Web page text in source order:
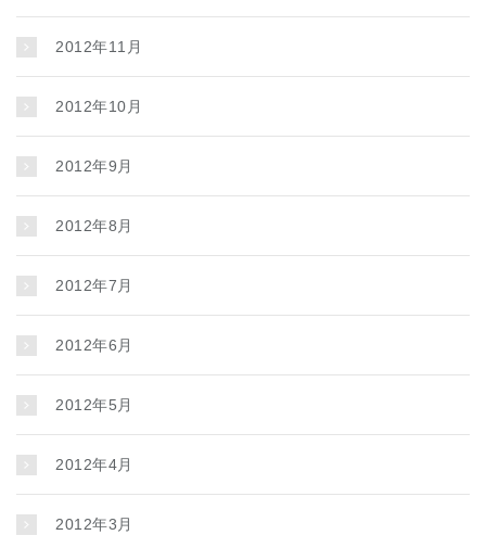
2012年11月
2012年10月
2012年9月
2012年8月
2012年7月
2012年6月
2012年5月
2012年4月
2012年3月